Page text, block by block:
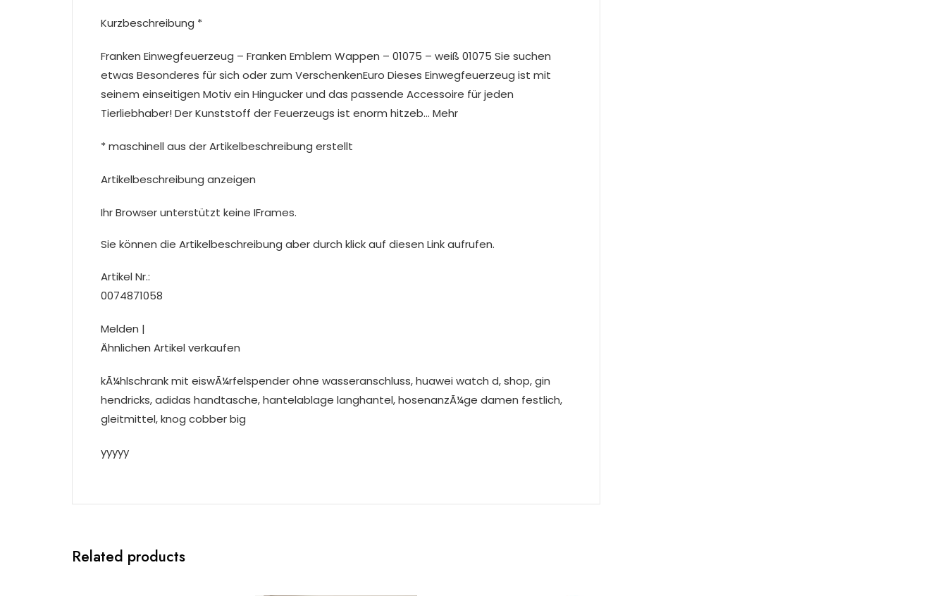
Kurzbeschreibung *
Franken Einwegfeuerzeug – Franken Emblem Wappen – 01075 – weiß 01075 Sie suchen
etwas Besonderes für sich oder zum VerschenkenEuro Dieses Einwegfeuerzeug ist mit
seinem einseitigen Motiv ein Hingucker und das passende Accessoire für jeden
Tierliebhaber! Der Kunststoff der Feuerzeugs ist enorm hitzeb… Mehr
* maschinell aus der Artikelbeschreibung erstellt
Artikelbeschreibung anzeigen
Ihr Browser unterstützt keine IFrames.
Sie können die Artikelbeschreibung aber durch klick auf diesen Link aufrufen.
Artikel Nr.:
0074871058
Melden |
Ähnlichen Artikel verkaufen
kÃ¼hlschrank mit eiswÃ¼rfelspender ohne wasseranschluss, huawei watch d, shop, gin
hendricks, adidas handtasche, hantelablage langhantel, hosenanzÃ¼ge damen festlich,
gleitmittel, knog cobber big
yyyyy
Related products